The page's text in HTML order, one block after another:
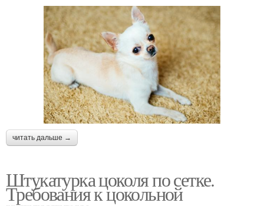
читать дальше →
Штукатурка цоколя по сетке.
Требования к цокольной